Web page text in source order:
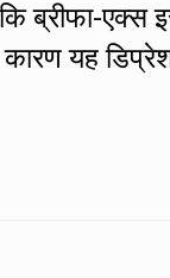
ब्रीफा-एक्स
कारण यह